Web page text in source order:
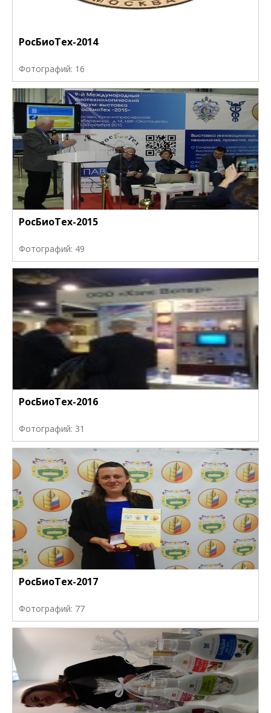
РосБиоТех-2014
Фотографий: 16
РосБиоТех-2015
Фотографий: 49
РосБиоТех-2016
Фотографий: 31
РосБиоТех-2017
Фотографий: 77